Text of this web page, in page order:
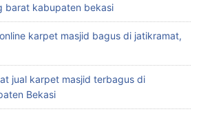
barat kabupaten bekasi
karpet masjid bagus di jatikramat,
jual karpet masjid terbagus di
Bekasi